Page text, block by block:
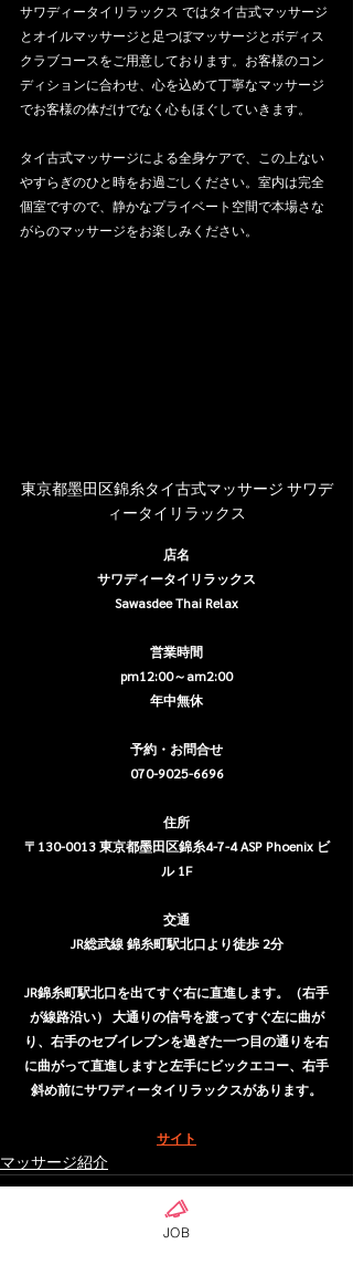
サワディータイリラックス ではタイ古式マッサージ
とオイルマッサージと足つぼマッサージとボディス
クラブコースをご用意しております。お客様のコン
ディションに合わせ、心を込めて丁寧なマッサージ
でお客様の体だけでなく心もほぐしていきます。
タイ古式マッサージによる全身ケアで、この上ない
やすらぎのひと時をお過ごしください。室内は完全
個室ですので、静かなプライベート空間で本場さな
がらのマッサージをお楽しみください。​​
東京都墨田区錦糸タイ古式マッサージ サワデ
ィータイリラックス
店名
サワディータイリラックス
Sawasdee Thai Relax
営業時間
pm12:00～am2:00
年中無休
予約・お問合せ
070-9025-6696
住所
〒130-0013 東京都墨田区錦糸4-7-4 ASP Phoenix ビ
ル 1F
交通
JR総武線 錦糸町駅北口より徒歩 2分
JR錦糸町駅北口を出てすぐ右に直進します。（右手
が線路沿い） 大通りの信号を渡ってすぐ左に曲が
り、右手のセブイレブンを過ぎた一つ目の通りを右
に曲がって直進しますと左手にビックエコー、右手
斜め前にサワディータイリラックスがあります。
サイト
マッサージ紹介
JOB